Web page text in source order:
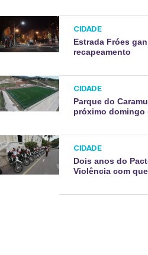
CIDADE
Estrada Fróes
recapeamento
CIDADE
Parque do
próximo domingo
CIDADE
Dois anos do
Violência com